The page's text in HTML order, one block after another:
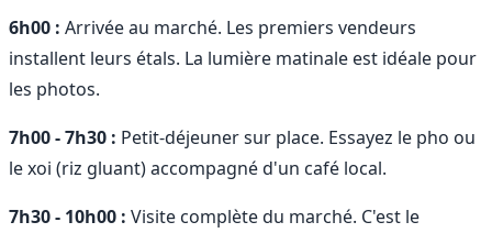
6h00 : Arrivée au marché. Les premiers vendeurs
installent leurs étals. La lumière matinale est idéale pour
les photos.
7h00 - 7h30 : Petit-déjeuner sur place. Essayez le pho ou
le xoi (riz gluant) accompagné d'un café local.
7h30 - 10h00 : Visite complète du marché. C'est le